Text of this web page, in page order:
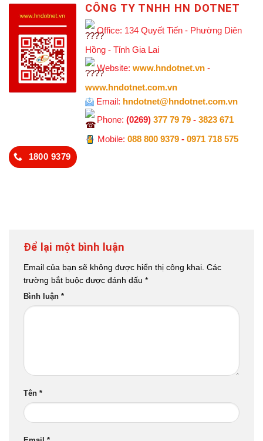
CÔNG TY TNHH HN DOTNET
Office: 134 Quyết Tiến - Phường Diên
Hồng - Tỉnh Gia Lai
Website: www.hndotnet.vn -
www.hndotnet.com.vn
Email: hndotnet@hndotnet.com.vn
Phone: (0269)377 79 79 -3823 671
Mobile: 088 800 9379 -0971 718 575
1800 9379
Để lại một bình luận
Email của bạn sẽ không được hiển thị công khai. Các
trường bắt buộc được đánh dấu *
Bình luận *
Tên *